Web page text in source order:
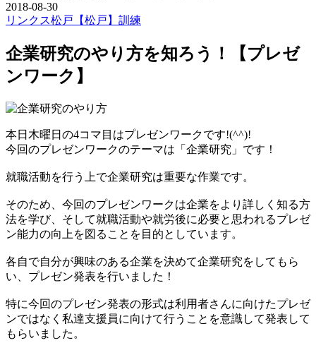
2018-08-30
リンクス松戸 【松戸】訓練
企業研究のやり方を知ろう！【プレゼ
ンワーク】
本日木曜日の4コマ目はプレゼンワークです!(^^)!
今回のプレゼンワークのテーマは「企業研究」です！
就職活動を行う上で企業研究は重要な作業です。
そのため、今回のプレゼンワークは企業をより詳しく知る方
法を学び、そして就職活動や就労後に必要と思われるプレゼ
ン能力の向上を図ることを目的としています。
各自で自分が興味のある企業を決めて企業研究をしてもら
い、プレゼン発表を行いました！
特に今回のプレゼン発表の形式は利用者さんに向けたプレゼ
ンではなく私達支援員に向けて行うことを意識して発表して
もらいました。